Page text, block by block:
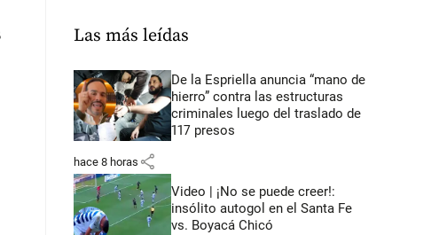
Las más leídas
De la Espriella anuncia “mano de
hierro” contra las estructuras
criminales luego del traslado de
117 presos
hace 8 horas share
Video | ¡No se puede creer!:
insólito autogol en el Santa Fe
vs. Boyacá Chicó